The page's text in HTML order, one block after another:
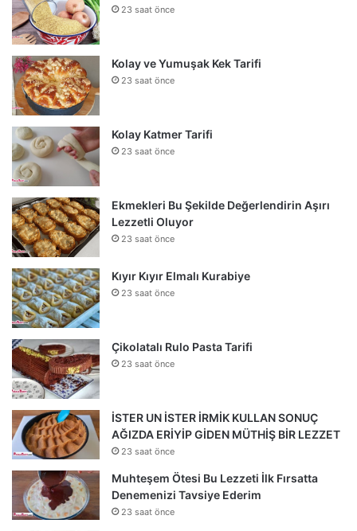
23 saat önce
Kolay ve Yumuşak Kek Tarifi
23 saat önce
Kolay Katmer Tarifi
23 saat önce
Ekmekleri Bu Şekilde Değerlendirin Aşırı
Lezzetli Oluyor
23 saat önce
Kıyır Kıyır Elmalı Kurabiye
23 saat önce
Çikolatalı Rulo Pasta Tarifi
23 saat önce
İSTER UN İSTER İRMİK KULLAN SONUÇ
AĞIZDA ERİYİP GİDEN MÜTHİŞ BİR LEZZET
23 saat önce
Muhteşem Ötesi Bu Lezzeti İlk Fırsatta
Denemenizi Tavsiye Ederim
23 saat önce